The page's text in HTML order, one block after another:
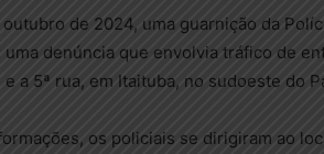
de 2024, uma guarnição da
denúncia que envolvia tráfico de
a 5ª rua, em Itaituba, no sudoeste do
os policiais se dirigiram ao